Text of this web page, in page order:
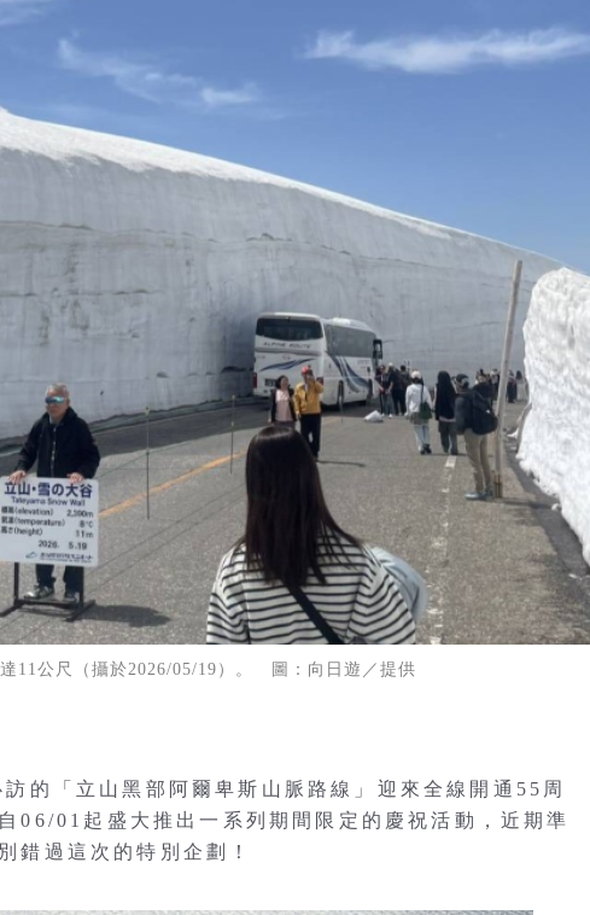
11公尺（攝於2026/05/19）。 圖：向日遊／提供
的「立山黑部阿爾卑斯山脈路線」迎來全線開通55周
06/01起盛大推出一系列期間限定的慶祝活動，近期準
錯過這次的特別企劃！